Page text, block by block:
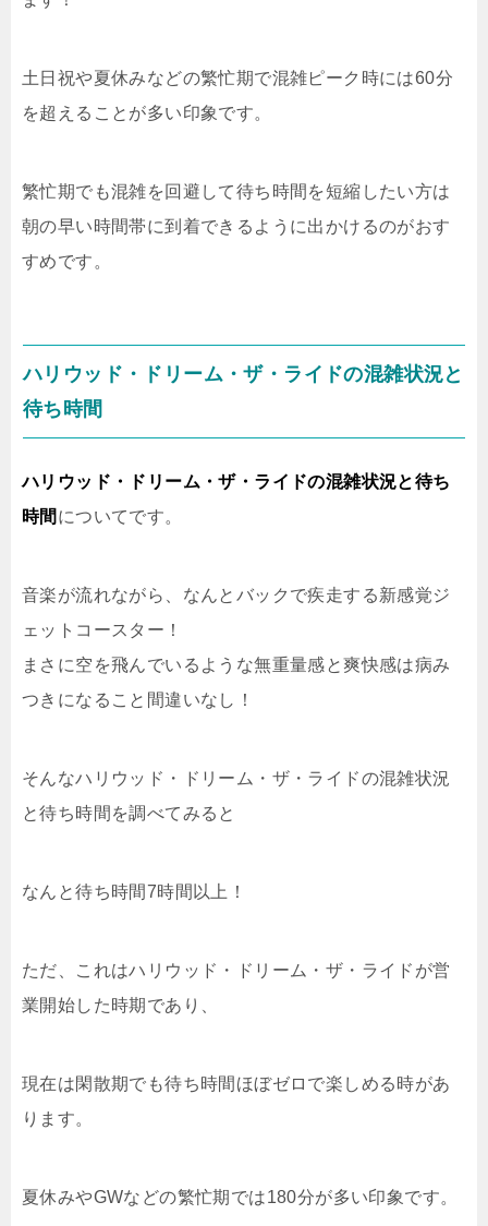
土日祝や夏休みなどの繁忙期で混雑ピーク時には60分
を超えることが多い印象です。
繁忙期でも混雑を回避して待ち時間を短縮したい方は
朝の早い時間帯に到着できるように出かけるのがおす
すめです。
ハリウッド・ドリーム・ザ・ライドの混雑状況と
待ち時間
ハリウッド・ドリーム・ザ・ライドの混雑状況と待ち
時間 についてです。
音楽が流れながら、なんとバックで疾走する新感覚ジ
ェットコースター！
まさに空を飛んでいるような無重量感と爽快感は病み
つきになること間違いなし！
そんなハリウッド・ドリーム・ザ・ライドの混雑状況
と待ち時間を調べてみると
なんと待ち時間7時間以上！
ただ、これはハリウッド・ドリーム・ザ・ライドが営
業開始した時期であり、
現在は閑散期でも待ち時間ほぼゼロで楽しめる時があ
ります。
夏休みやGWなどの繁忙期では180分が多い印象です。